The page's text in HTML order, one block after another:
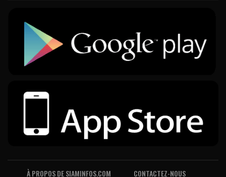
À PROPOS DE SIAMINFOS.COM CONTACTEZ-NOUS